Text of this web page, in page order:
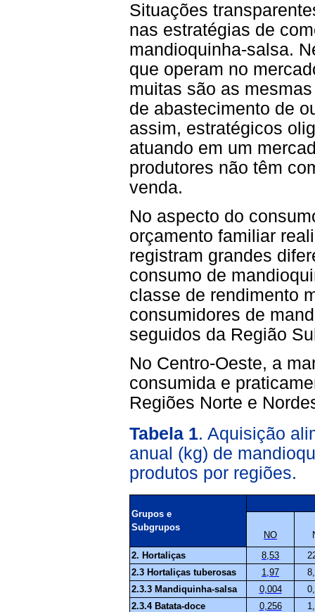
Situações
nas estratégias de
mandioquinha-salsa.
que operam no
muitas são as
de abastecimento de
assim, estratégicos
atuando em um
produtores não têm
venda.
No aspecto do
orçamento familiar
registram grandes
consumo de
classe de rendimento
consumidores de
seguidos da Região
No Centro-Oeste, a
consumida e
Regiões Norte e
Tabela 1. Aquisição
anual (kg) de
produtos por regiões.
Grupos e
Subgrupos
NO
2. Hortaliças
8,53
2.3 Hortaliças tuberosas
1,97
2.3.3 Mandiquinha-salsa 0,004
2.3.4 Batata-doce
0,256